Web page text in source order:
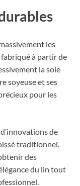
les
fabriqué à partir de
la soie
soyeuse et ses
pour les
de
traditionnel.
des
du lin tout